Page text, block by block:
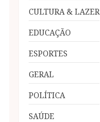
CULTURA & LAZER
EDUCAÇÃO
ESPORTES
GERAL
POLÍTICA
SAÚDE